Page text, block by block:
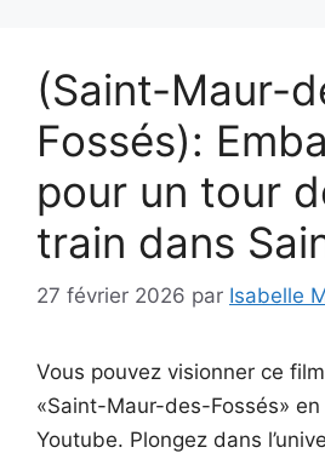
(Saint-Maur-
Fossés):
pour un tour
train dans
27 février 2026 par Isabelle
Vous pouvez visionner ce
«Saint-Maur-des-Fossés»
Youtube. Plongez dans